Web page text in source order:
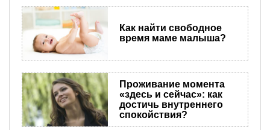
Как найти свободное
время маме малыша?
Проживание момента
«здесь и сейчас»: как
достичь внутреннего
спокойствия?